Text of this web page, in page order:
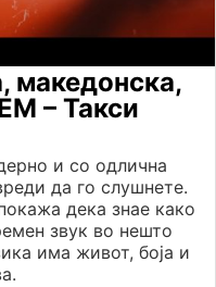
македонска,
– Такси
и со одлична
да го слушнете.
дека знае како
звук во нешто
има живот, боја и